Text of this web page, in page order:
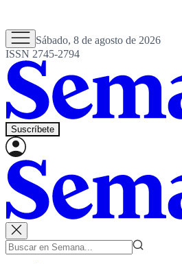
Sábado, 8 de agosto de 2026
ISSN 2745-2794
Suscríbete